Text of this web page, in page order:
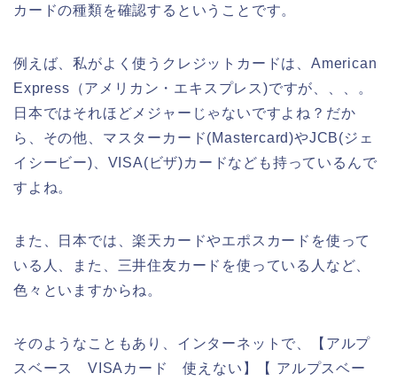
カードの種類を確認するということです。
例えば、私がよく使うクレジットカードは、American
Express（アメリカン・エキスプレス)ですが、、、。
日本ではそれほどメジャーじゃないですよね？だか
ら、その他、マスターカード(Mastercard)やJCB(ジェ
イシービー)、VISA(ビザ)カードなども持っているんで
すよね。
また、日本では、楽天カードやエポスカードを使って
いる人、また、三井住友カードを使っている人など、
色々といますからね。
そのようなこともあり、インターネットで、【アルプ
スベース VISAカード 使えない】【 アルプスベー